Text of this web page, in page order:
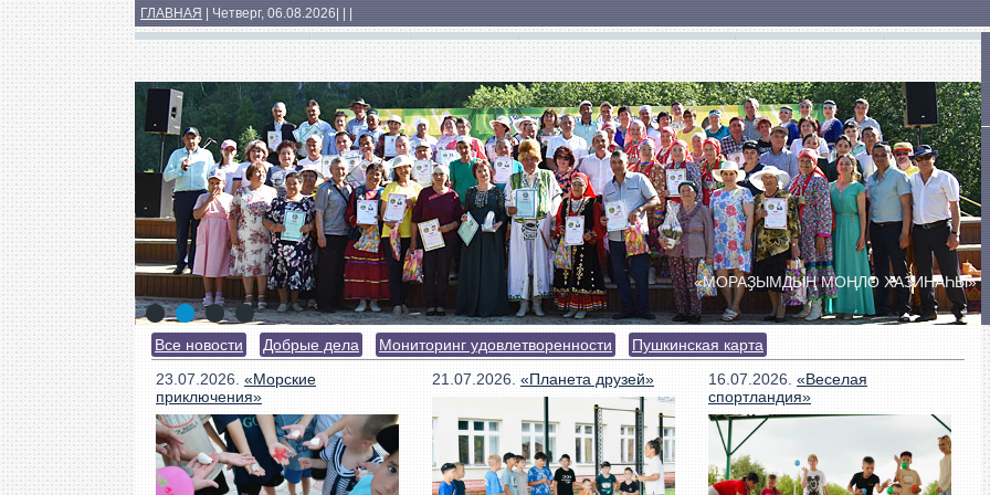
ГЛАВНАЯ | Четверг, 06.08.2026
Медиатека
«МОРАҘЫМДЫҢ МОҢЛО ХАЗИНАҺЫ»
«БӘЙЕМБӘТ УЙЫНДАРЫ»
ПРАЗДНИК ДУХОВОЙ МУЗЫКИ
1 2 3
4
Все новости
Добрые дела Мониторинг удовлетворенности
Пушкинская карта
23.07.2026. «Морские
приключения»
21.07.2026. «Планета друзей» 16.07.2026. «Веселая
спортландия»